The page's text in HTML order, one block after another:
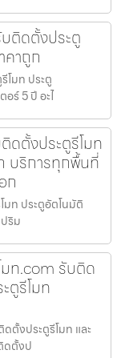
ติดตั้งประตู
คาถูก
โมท ประตู
ร์ 5 ปี อะไ
ดตั้งประตูรีโมท
บริการทุกพื้นที่
ก
ท ประตูอัตโนมัติ
ริม
มท.com รับติด
ตูรีโมท
ตั้งประตูรีโมท และ
ดตั้งป